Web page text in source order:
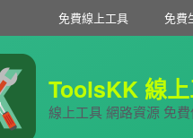
免費線上工具 免費
ToolsKK 線
線上工具 網路資源 免